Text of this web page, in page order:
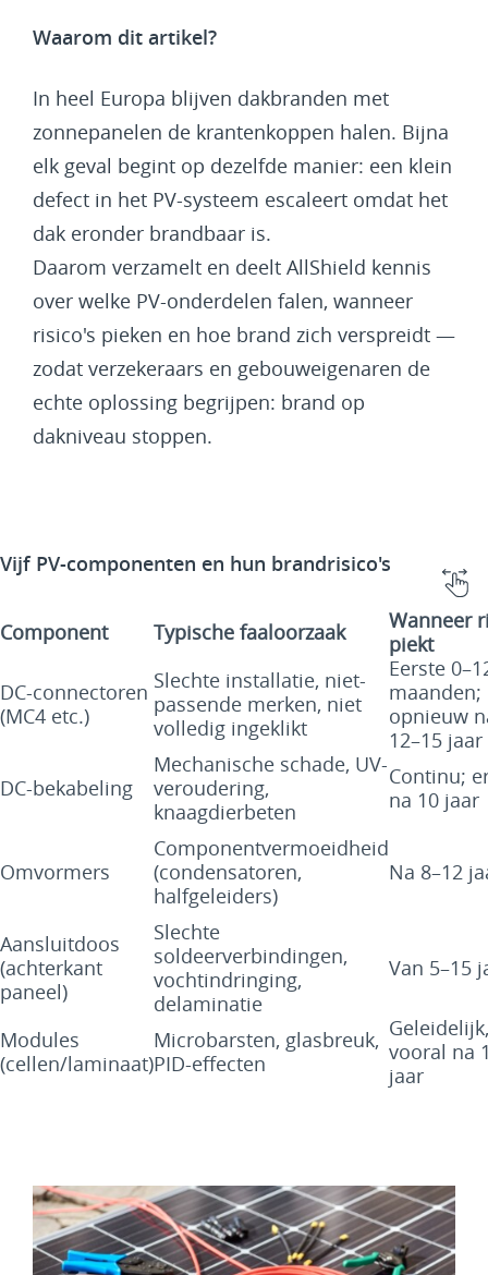
Waarom dit artikel?
In heel Europa blijven dakbranden met
zonnepanelen de krantenkoppen halen. Bijna
elk geval begint op dezelfde manier: een klein
defect in het PV-systeem escaleert omdat het
dak eronder brandbaar is.
Daarom verzamelt en deelt AllShield kennis
over welke PV-onderdelen falen, wanneer
risico's pieken en hoe brand zich verspreidt —
zodat verzekeraars en gebouweigenaren de
echte oplossing begrijpen: brand op
dakniveau stoppen.
Vijf PV-componenten en hun brandrisico's
Component Typische faaloorzaak
Wanneer
piekt
DC-connectoren
(MC4 etc.)
Slechte installatie, niet-
passende merken, niet
volledig ingeklikt
Eerste
maanden;
opnieuw
12–15 jaar
DC-bekabeling
Mechanische schade, UV-
veroudering,
knaagdierbeten
Continu;
na 10 jaar
Omvormers
Componentvermoeidheid
(condensatoren,
halfgeleiders)
Na 8–12
Aansluitdoos
(achterkant
paneel)
Slechte
soldeerverbindingen,
vochtindringing,
delaminatie
Van 5–15
Modules
(cellen/laminaat)
Microbarsten, glasbreuk,
PID-effecten
Geleidelijk,
vooral na
jaar